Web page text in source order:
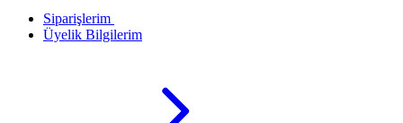
Siparişlerim
Üyelik Bilgilerim